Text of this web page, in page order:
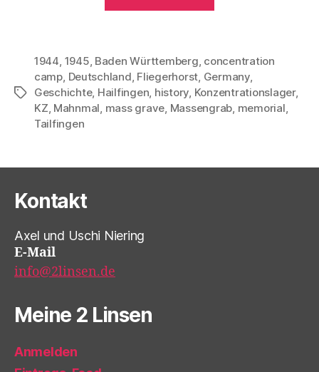
Schlagwörter
1944, 1945, Baden Württemberg, concentration
camp, Deutschland, Fliegerhorst, Germany,
Geschichte, Hailfingen, history, Konzentrationslager,
KZ, Mahnmal, mass grave, Massengrab, memorial,
Tailfingen
Kontakt
Axel und Uschi Niering
E-Mail
info@2linsen.de
Meine 2 Linsen
Anmelden